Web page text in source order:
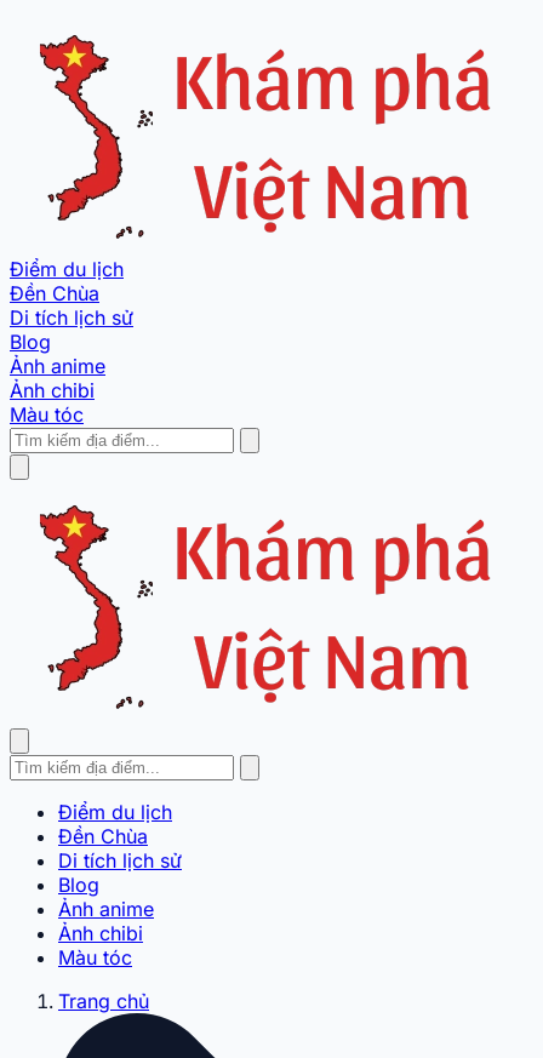
Điểm du lịch
Đền Chùa
Di tích lịch sử
Blog
Ảnh anime
Ảnh chibi
Màu tóc
Điểm du lịch
Đền Chùa
Di tích lịch sử
Blog
Ảnh anime
Ảnh chibi
Màu tóc
Trang chủ